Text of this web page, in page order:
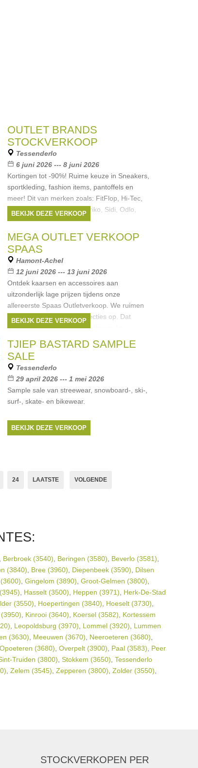
OUTLET BRANDS
STOCKVERKOOP
Tessenderlo
6 juni 2026 --- 8 juni 2026
Kortingen tot -90%! Ruime keuze in Sneakers,
sportkleding, fashion items, pantoffels en
meer! Dit van merken zoals: FitFlop, Hi-Tec,
Juicy Couture, Karl Kani, Briko, Sidi, Odlo,
holster en meer.
Merken:Juicy Couture ,FitFlop, Odlo
Tec,Sidi , ...
BEKIJK DEZE VERKOOP
MEGA OUTLET VERKOOP
SPAAS
Hamont-Achel
12 juni 2026 --- 13 juni 2026
Ontdek kaarsen en accessoires aan
uitzonderlijk lage prijzen tijdens onze
allereerste Spaas Outletverkoop. We ruimen
stockartikelen uit oude collecties op. Dat
betekent voor jou: mega kortingen én
Merken:Spaas
BEKIJK DEZE VERKOOP
TJIEP BASTARD SAMPLE
SALE
Tessenderlo
29 april 2026 --- 1 mei 2026
Sample sale van streewear, snowboard-, ski-,
surf-, skate- en bikewear.
BEKIJK DEZE VERKOOP
24 LAATSTE VOLGENDE
Berbroek (3540) Beringen (3580) Beverlo (3581)
(3840) Bree (3960) Diepenbeek (3590)
Dilsen
Gingelom (3890) Groot-Gelmen (3800)
Hasselt (3500) Heppen (3971)
Herk-De-Stad
(3550) Hoepertingen (3840) Hoeselt (3730)
Kinrooi (3640) Koersel (3582)
Kortessem
Leopoldsburg (3970) Lommel (3920)
Lummen
(3630) Meeuwen (3670) Neeroeteren (3680)
Opoeteren (3680) Overpelt (3900) Paal (3583)
Peer
Truiden (3800) Stokkem (3650) Tessenderlo
Zelem (3545) Zepperen (3800) Zolder (3550)
STOCKVERKOPEN PER